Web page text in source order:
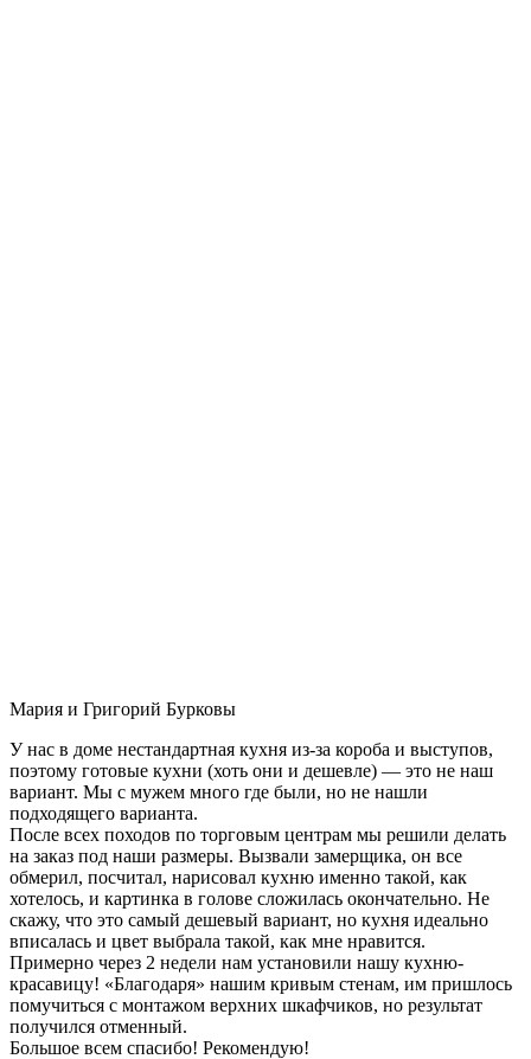
Мария и Григорий Бурковы
У нас в доме нестандартная кухня из-за короба и выступов,
поэтому готовые кухни (хоть они и дешевле) — это не наш
вариант. Мы с мужем много где были, но не нашли
подходящего варианта.
После всех походов по торговым центрам мы решили делать
на заказ под наши размеры. Вызвали замерщика, он все
обмерил, посчитал, нарисовал кухню именно такой, как
хотелось, и картинка в голове сложилась окончательно. Не
скажу, что это самый дешевый вариант, но кухня идеально
вписалась и цвет выбрала такой, как мне нравится.
Примерно через 2 недели нам установили нашу кухню-
красавицу! «Благодаря» нашим кривым стенам, им пришлось
помучиться с монтажом верхних шкафчиков, но результат
получился отменный.
Большое всем спасибо! Рекомендую!